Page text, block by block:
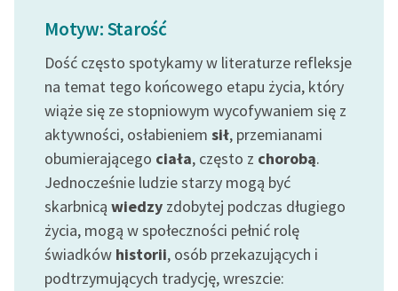
Motyw: Starość
Dość często spotykamy w literaturze refleksje
na temat tego końcowego etapu życia, który
wiąże się ze stopniowym wycofywaniem się z
aktywności, osłabieniem sił, przemianami
obumierającego ciała, często z chorobą.
Jednocześnie ludzie starzy mogą być
skarbnicą wiedzy zdobytej podczas długiego
życia, mogą w społeczności pełnić rolę
świadków historii, osób przekazujących i
podtrzymujących tradycję, wreszcie: